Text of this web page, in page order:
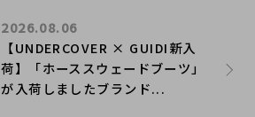
【UNDERCOVER × GUIDI新入
荷】「ホーススウェードブーツ」
が入荷しましたブランド...
2026.08.06